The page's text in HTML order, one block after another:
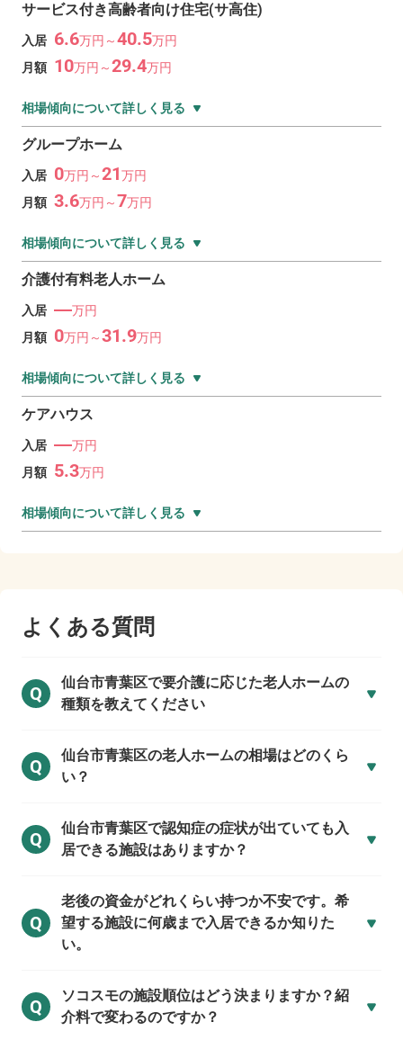
サービス付き高齢者向け住宅(サ高住)
入居 6.6万円～40.5万円
月額 10万円～29.4万円
相場傾向について詳しく見る
グループホーム
入居 0万円～21万円
月額 3.6万円～7万円
相場傾向について詳しく見る
介護付有料老人ホーム
入居 ―万円
月額 0万円～31.9万円
相場傾向について詳しく見る
ケアハウス
入居 ―万円
月額 5.3万円
相場傾向について詳しく見る
よくある質問
Q
仙台市青葉区で要介護に応じた老人ホームの
種類を教えてください
Q
仙台市青葉区の老人ホームの相場はどのくら
い？
Q
仙台市青葉区で認知症の症状が出ていても入
居できる施設はありますか？
Q
老後の資金がどれくらい持つか不安です。希
望する施設に何歳まで入居できるか知りた
い。
Q
ソコスモの施設順位はどう決まりますか？紹
介料で変わるのですか？